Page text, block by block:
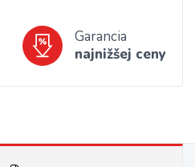
Garancia
najnižšej ceny